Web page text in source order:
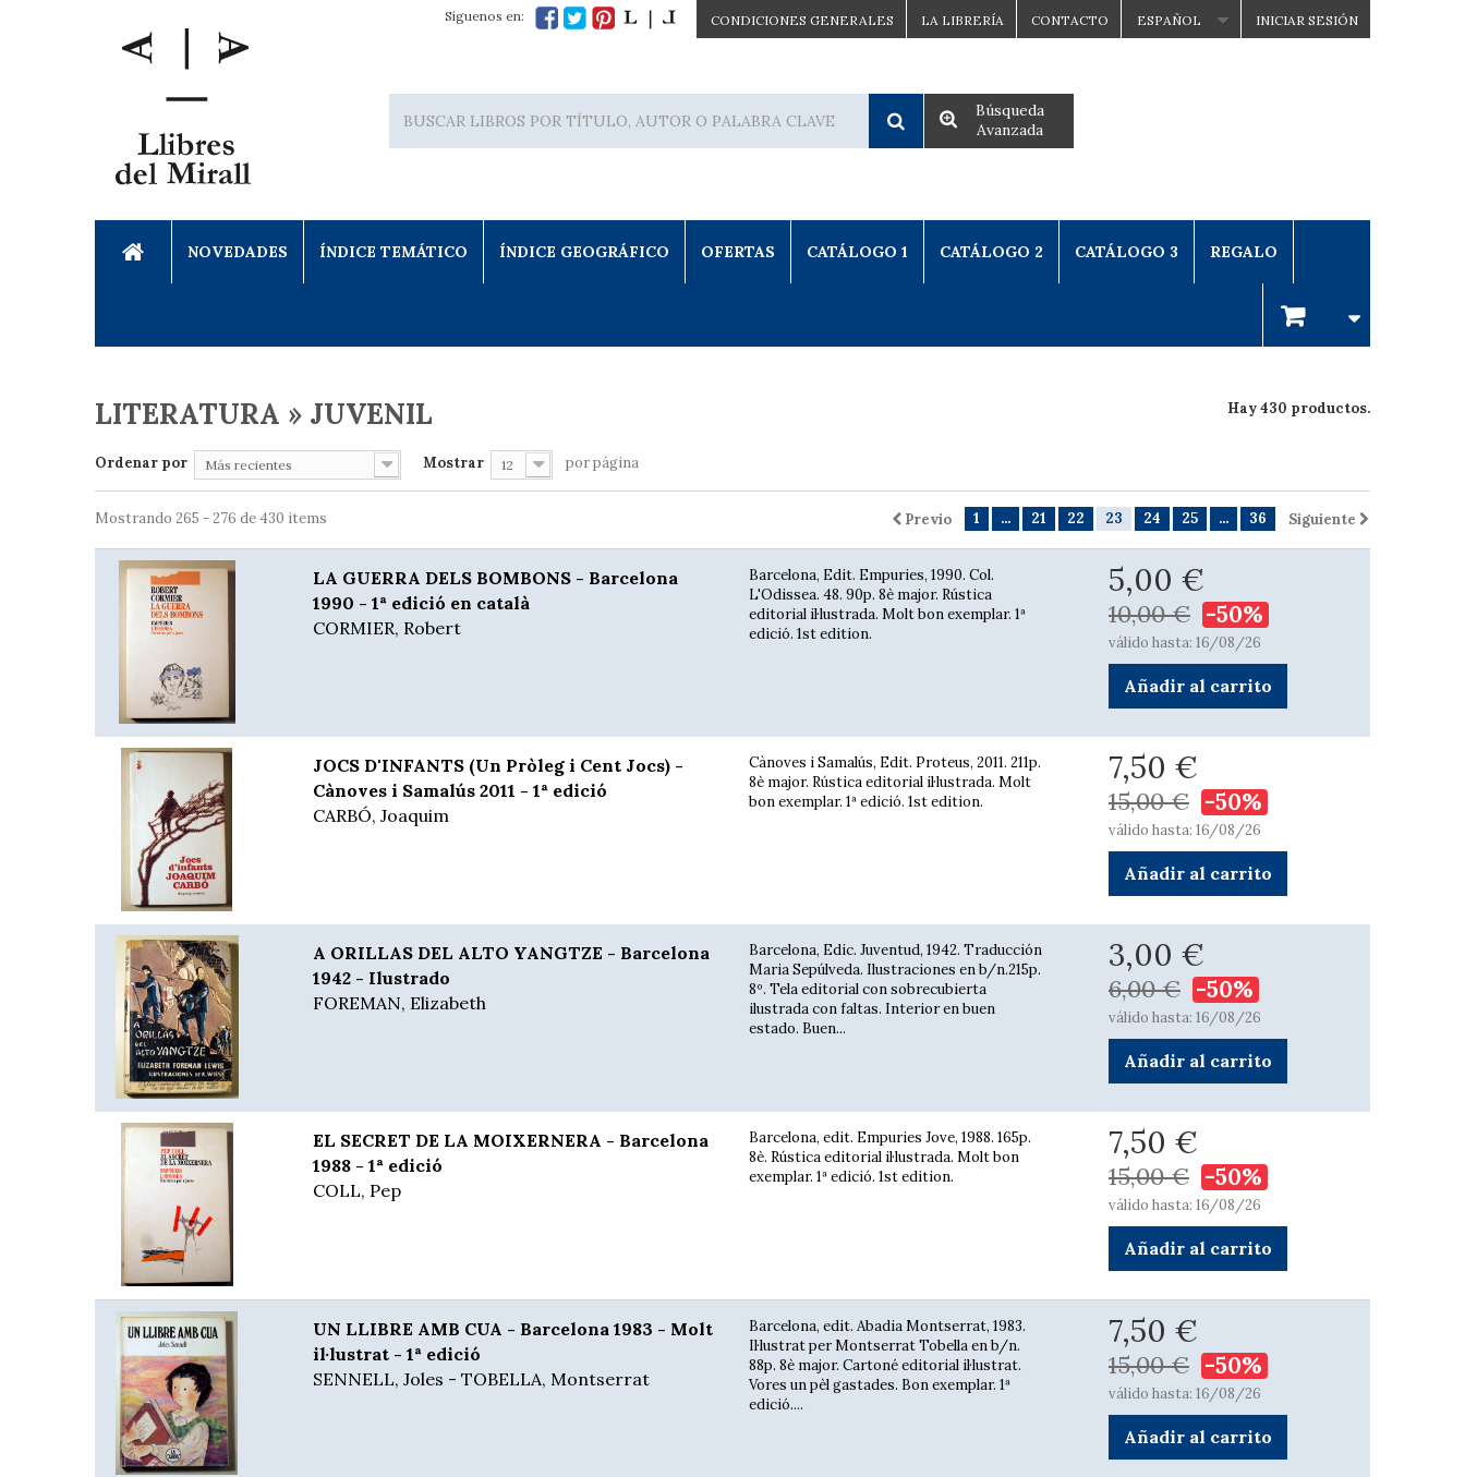
INICIAR SESIÓN
ESPAÑOL
CONTACTO
LA LIBRERÍA
CONDICIONES GENERALES
Síguenos en:
Búsqueda
Avanzada
NOVEDADES ÍNDICE TEMÁTICO ÍNDICE GEOGRÁFICO OFERTAS CATÁLOGO 1 CATÁLOGO 2 CATÁLOGO 3 REGALO
LITERATURA » JUVENIL Hay 430 productos.
Ordenar por Más recientes Mostrar 12 por página
Previo 1 ... 21 22 23 24 25 ... 36 Siguiente
Mostrando 265 - 276 de 430 items
LA GUERRA DELS BOMBONS - Barcelona
1990 - 1ª edició en català
CORMIER, Robert
Barcelona, Edit. Empuries, 1990. Col.
L'Odissea. 48. 90p. 8è major. Rústica
editorial il·lustrada. Molt bon exemplar. 1ª
edició. 1st edition.
5,00 €
10,00 € -50%
válido hasta: 16/08/26
Añadir al carrito
JOCS D'INFANTS (Un Pròleg i Cent Jocs) -
Cànoves i Samalús 2011 - 1ª edició
CARBÓ, Joaquim
Cànoves i Samalús, Edit. Proteus, 2011. 211p.
8è major. Rústica editorial il·lustrada. Molt
bon exemplar. 1ª edició. 1st edition.
7,50 €
15,00 € -50%
válido hasta: 16/08/26
Añadir al carrito
A ORILLAS DEL ALTO YANGTZE - Barcelona
1942 - Ilustrado
FOREMAN, Elizabeth
Barcelona, Edic. Juventud, 1942. Traducción
Maria Sepúlveda. Ilustraciones en b/n.215p.
8º. Tela editorial con sobrecubierta
ilustrada con faltas. Interior en buen
estado. Buen...
3,00 €
6,00 € -50%
válido hasta: 16/08/26
Añadir al carrito
EL SECRET DE LA MOIXERNERA - Barcelona
1988 - 1ª edició
COLL, Pep
Barcelona, edit. Empuries Jove, 1988. 165p.
8è. Rústica editorial il·lustrada. Molt bon
exemplar. 1ª edició. 1st edition.
7,50 €
15,00 € -50%
válido hasta: 16/08/26
Añadir al carrito
UN LLIBRE AMB CUA - Barcelona 1983 - Molt
il·lustrat - 1ª edició
SENNELL, Joles - TOBELLA, Montserrat
Barcelona, edit. Abadia Montserrat, 1983.
Il·lustrat per Montserrat Tobella en b/n.
88p. 8è major. Cartoné editorial il·lustrat.
Vores un pèl gastades. Bon exemplar. 1ª
edició....
7,50 €
15,00 € -50%
válido hasta: 16/08/26
Añadir al carrito